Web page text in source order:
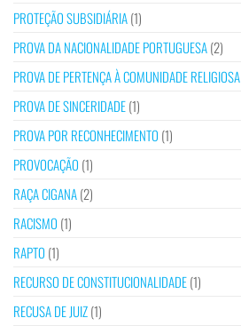
PROTEÇÃO SUBSIDIÁRIA(1)
PROVA DA NACIONALIDADE PORTUGUESA(2)
PROVA DE PERTENÇA À COMUNIDADE RELIGIOSA
PROVA DE SINCERIDADE(1)
PROVA POR RECONHECIMENTO (1)
PROVOCAÇÃO (1)
RAÇA CIGANA(2)
RACISMO (1)
RAPTO (1)
RECURSO DE CONSTITUCIONALIDADE(1)
RECUSA DE JUIZ(1)